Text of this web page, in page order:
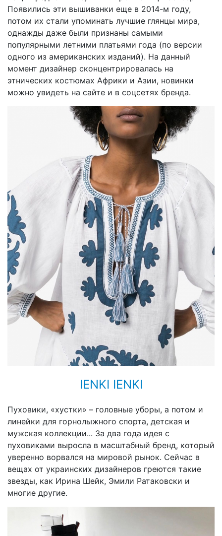
Появились эти вышиванки еще в 2014-м году,
потом их стали упоминать лучшие глянцы мира,
однажды даже были признаны самыми
популярными летними платьями года (по версии
одного из американских изданий). На данный
момент дизайнер сконцентрировалась на
этнических костюмах Африки и Азии, новинки
можно увидеть на сайте и в соцсетях бренда.
IENKI IENKI
Пуховики, «хустки» – головные уборы, а потом и
линейки для горнолыжного спорта, детская и
мужская коллекции... За два года идея с
пуховиками выросла в масштабный бренд, который
уверенно ворвался на мировой рынок. Сейчас в
вещах от украинских дизайнеров греются такие
звезды, как Ирина Шейк, Эмили Ратаковски и
многие другие.